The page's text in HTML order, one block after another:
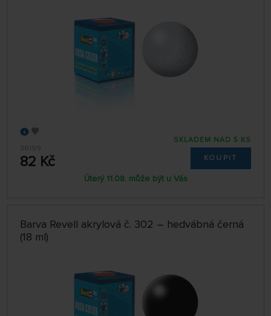
36199
82 Kč
SKLADEM NAD 5 KS
KOUPIT
Úterý 11.08. může být u Vás
Barva Revell akrylová č. 302 – hedvábná černá
(18 ml)